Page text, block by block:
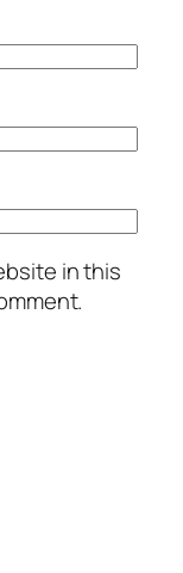
in this